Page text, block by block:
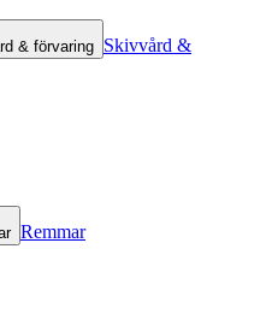
& förvaring Skivvård &
Remmar